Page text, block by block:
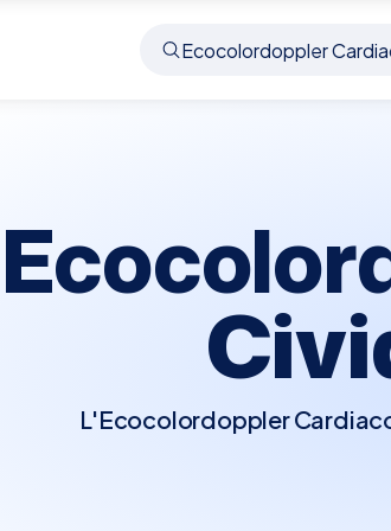
Ecocolordoppler Cardiaco Cividate Al
L'Ecocolordoppler